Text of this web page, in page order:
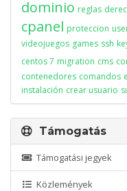
dominio reglas
cpanel proteccion
videojuegos games ssh
centos 7 migration cms
contenedores comandos
instalación crear usuario
Támogatás
Támogatási jegyek
Közlemények